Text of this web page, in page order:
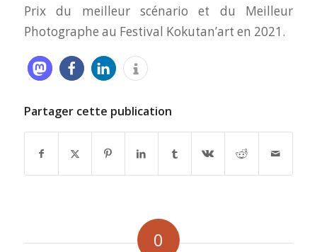
Prix du meilleur scénario et du Meilleur
Photographe au Festival Kokutan’art en 2021.
Partager cette publication
0